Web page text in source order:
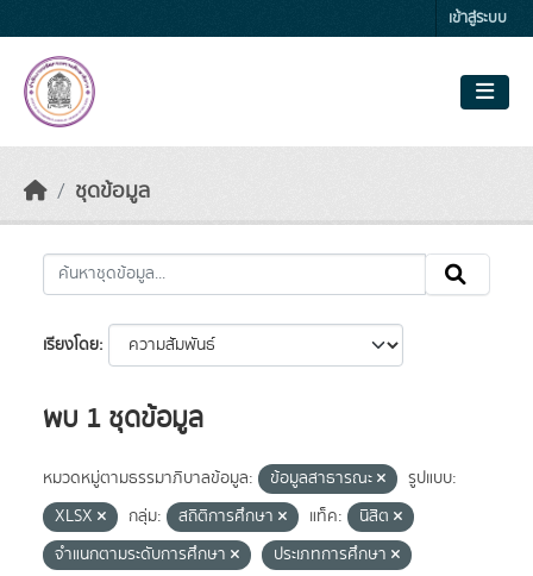
เข้าสู่ระบบ
ชุดข้อมูล
เรียงโดย
พบ 1 ชุดข้อมูล
หมวดหมู่ตามธรรมาภิบาลข้อมูล: ข้อมูลสาธารณะ
รูปแบบ:
XLSX
กลุ่ม: สถิติการศึกษา แท็ค:
นิสิต
จำแนกตามระดับการศึกษา
ประเภทการศึกษา